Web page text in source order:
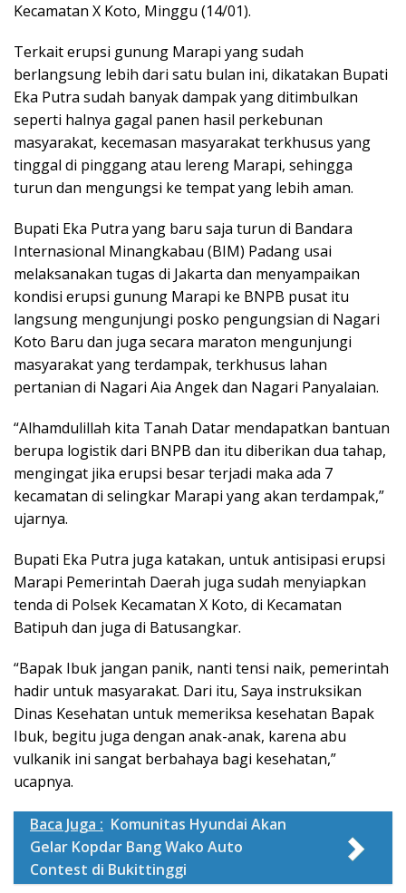
Kecamatan X Koto, Minggu (14/01).
Terkait erupsi gunung Marapi yang sudah
berlangsung lebih dari satu bulan ini, dikatakan Bupati
Eka Putra sudah banyak dampak yang ditimbulkan
seperti halnya gagal panen hasil perkebunan
masyarakat, kecemasan masyarakat terkhusus yang
tinggal di pinggang atau lereng Marapi, sehingga
turun dan mengungsi ke tempat yang lebih aman.
Bupati Eka Putra yang baru saja turun di Bandara
Internasional Minangkabau (BIM) Padang usai
melaksanakan tugas di Jakarta dan menyampaikan
kondisi erupsi gunung Marapi ke BNPB pusat itu
langsung mengunjungi posko pengungsian di Nagari
Koto Baru dan juga secara maraton mengunjungi
masyarakat yang terdampak, terkhusus lahan
pertanian di Nagari Aia Angek dan Nagari Panyalaian.
“Alhamdulillah kita Tanah Datar mendapatkan bantuan
berupa logistik dari BNPB dan itu diberikan dua tahap,
mengingat jika erupsi besar terjadi maka ada 7
kecamatan di selingkar Marapi yang akan terdampak,”
ujarnya.
Bupati Eka Putra juga katakan, untuk antisipasi erupsi
Marapi Pemerintah Daerah juga sudah menyiapkan
tenda di Polsek Kecamatan X Koto, di Kecamatan
Batipuh dan juga di Batusangkar.
“Bapak Ibuk jangan panik, nanti tensi naik, pemerintah
hadir untuk masyarakat. Dari itu, Saya instruksikan
Dinas Kesehatan untuk memeriksa kesehatan Bapak
Ibuk, begitu juga dengan anak-anak, karena abu
vulkanik ini sangat berbahaya bagi kesehatan,”
ucapnya.
Baca Juga : Komunitas Hyundai Akan
Gelar Kopdar Bang Wako Auto
Contest di Bukittinggi